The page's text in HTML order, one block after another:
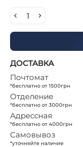
ДОСТАВКА
Почтомат
*бесплатно от 1500грн
Отделение
*бесплатно от 3000грн
Адрессная
*бесплатно от 4000грн
Самовывоз
*уточняйте наличие